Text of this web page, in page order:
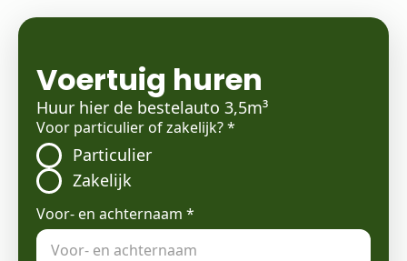
Voertuig huren
Huur hier de bestelauto 3,5m³
Voor particulier of zakelijk?*
Particulier
Zakelijk
Voor- en achternaam *